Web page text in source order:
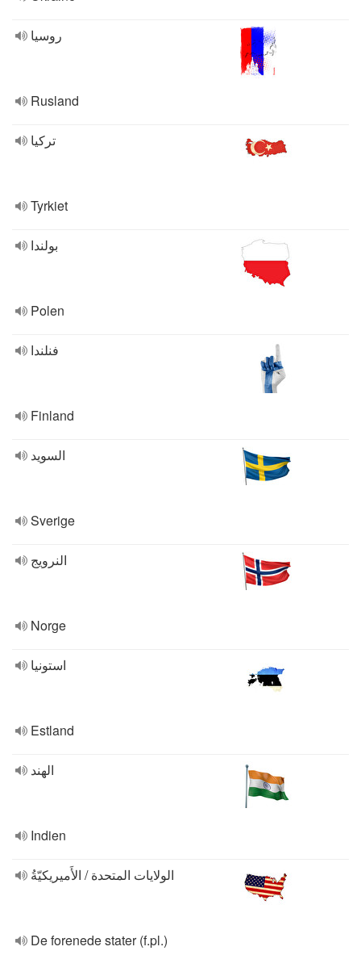
روسيا
Rusland
تركيا
Tyrkiet
بولندا
Polen
فنلندا
Finland
السويد
Sverige
النرويج
Norge
استونيا
Estland
الهند
Indien
الولايات المتحدة / اﻷَميريكيّةُ
De forenede stater (f.pl.)